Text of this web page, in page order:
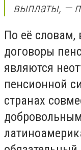
выплаты, —
По её словам,
договоры
являются
пенсионной
странах